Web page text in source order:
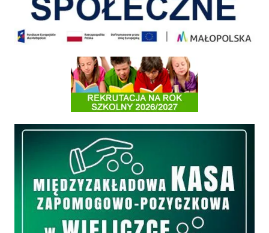
Informacja o terminach rekrutacji na rok szkolny 2026/2027
Międzyzakładowa Kasa Zapomogowo - Pożyczkowa